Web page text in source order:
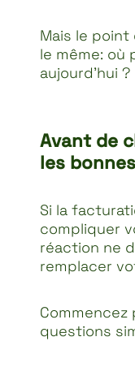
Mais le
le même: où
aujourd’hui ?
Avant de
les
Si la
compliquer
réaction ne
remplacer
questions